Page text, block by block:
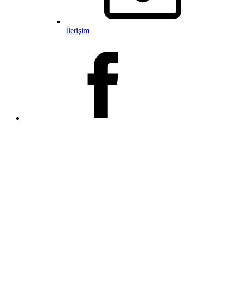
İletişim